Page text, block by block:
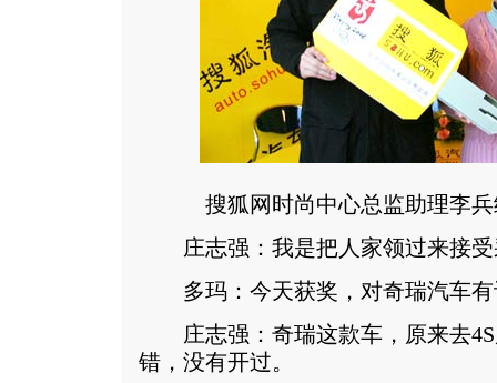
搜狐网时尚中心总监助理李
庄志强：我是把人家领过来接受
多玛：今天获奖，对奇瑞汽车有
庄志强：奇瑞这款车，原来去4S
错，没有开过。